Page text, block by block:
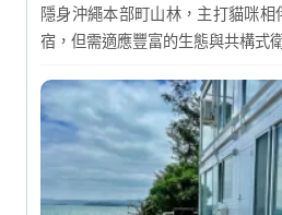
隱身沖繩本部町山林，主打貓咪
宿，但需適應豐富的生態與共構式